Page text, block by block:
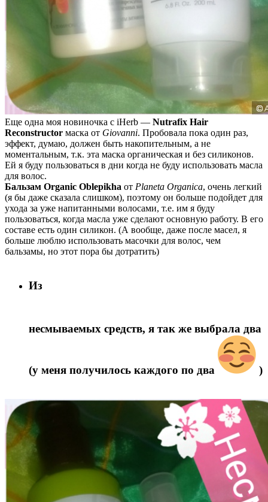
Еще одна моя новиночка с iHerb — Nutrafix Hair
Reconstructor маска от Giovanni. Пробовала пока один раз,
эффект, думаю, должен быть накопительным, а не
моментальным, т.к. эта маска органическая и без силиконов.
Ей я буду пользоваться в дни когда не буду использовать масла
для волос.
Бальзам Organic Oblepikha от Planeta Organica, очень легкий
(я бы даже сказала слишком), поэтому он больше подойдет для
ухода за уже напитанными волосами, т.е. им я буду
пользоваться, когда масла уже сделают основную работу. В его
составе есть один силикон. (А вообще, даже после масел, я
больше люблю использовать масочки для волос, чем
бальзамы, но этот пора бы дотратить)
Из
несмываемых средств, я так же выбрала два
(у меня получилось каждого по два )